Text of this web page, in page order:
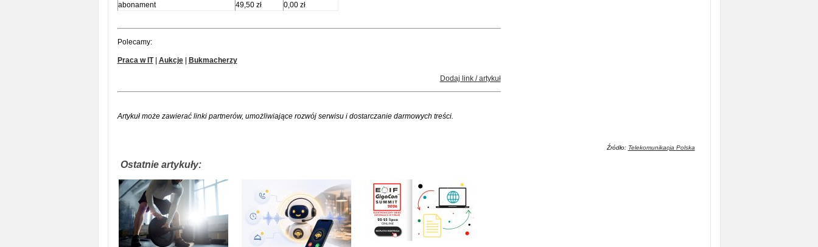
abonament
49,50 zł 0,00 zł
Polecamy:
Praca w IT| Aukcje| Bukmacherzy
Dodaj link / artykuł
Artykuł może zawierać linki partnerów, umożliwiające rozwój serwisu i dostarczanie darmowych treści.
Źródło: Telekomunikacja Polska
Ostatnie artykuły: